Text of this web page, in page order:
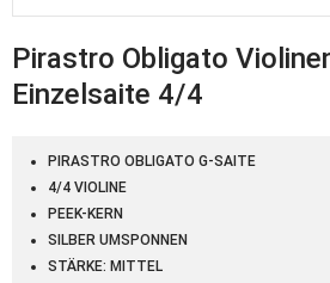
Pirastro Obligato
Einzelsaite 4/4
PIRASTRO OBLIGATO G-SAITE
4/4 VIOLINE
PEEK-KERN
SILBER UMSPONNEN
STÄRKE: MITTEL